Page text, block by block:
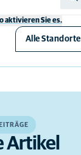
aktivieren Sie es.
Alle Standorte
Artikel